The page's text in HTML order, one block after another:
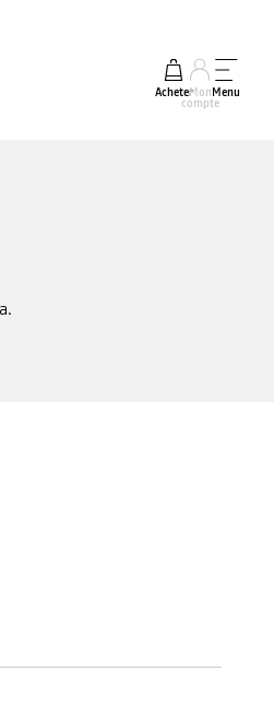
AcheterMon
compte
Menu